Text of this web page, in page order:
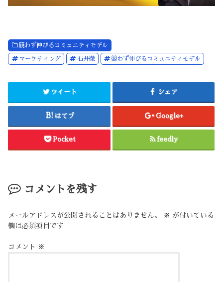
競わず伸びるコミュニティモデル
マーケティング 石井徹 競わず伸びるコミュニティモデル
ツイート シェア
はてブ Google+
Pocket feedly
コメントを残す
メールアドレスが公開されることはありません。 ※ が付いている
欄は必須項目です
コメント ※